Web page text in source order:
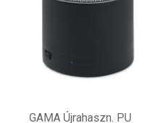
GAMA Újrahaszn. PU